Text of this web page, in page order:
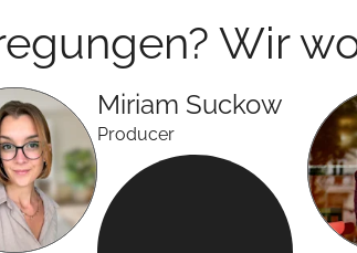
Wir
Miriam Suckow
Producer